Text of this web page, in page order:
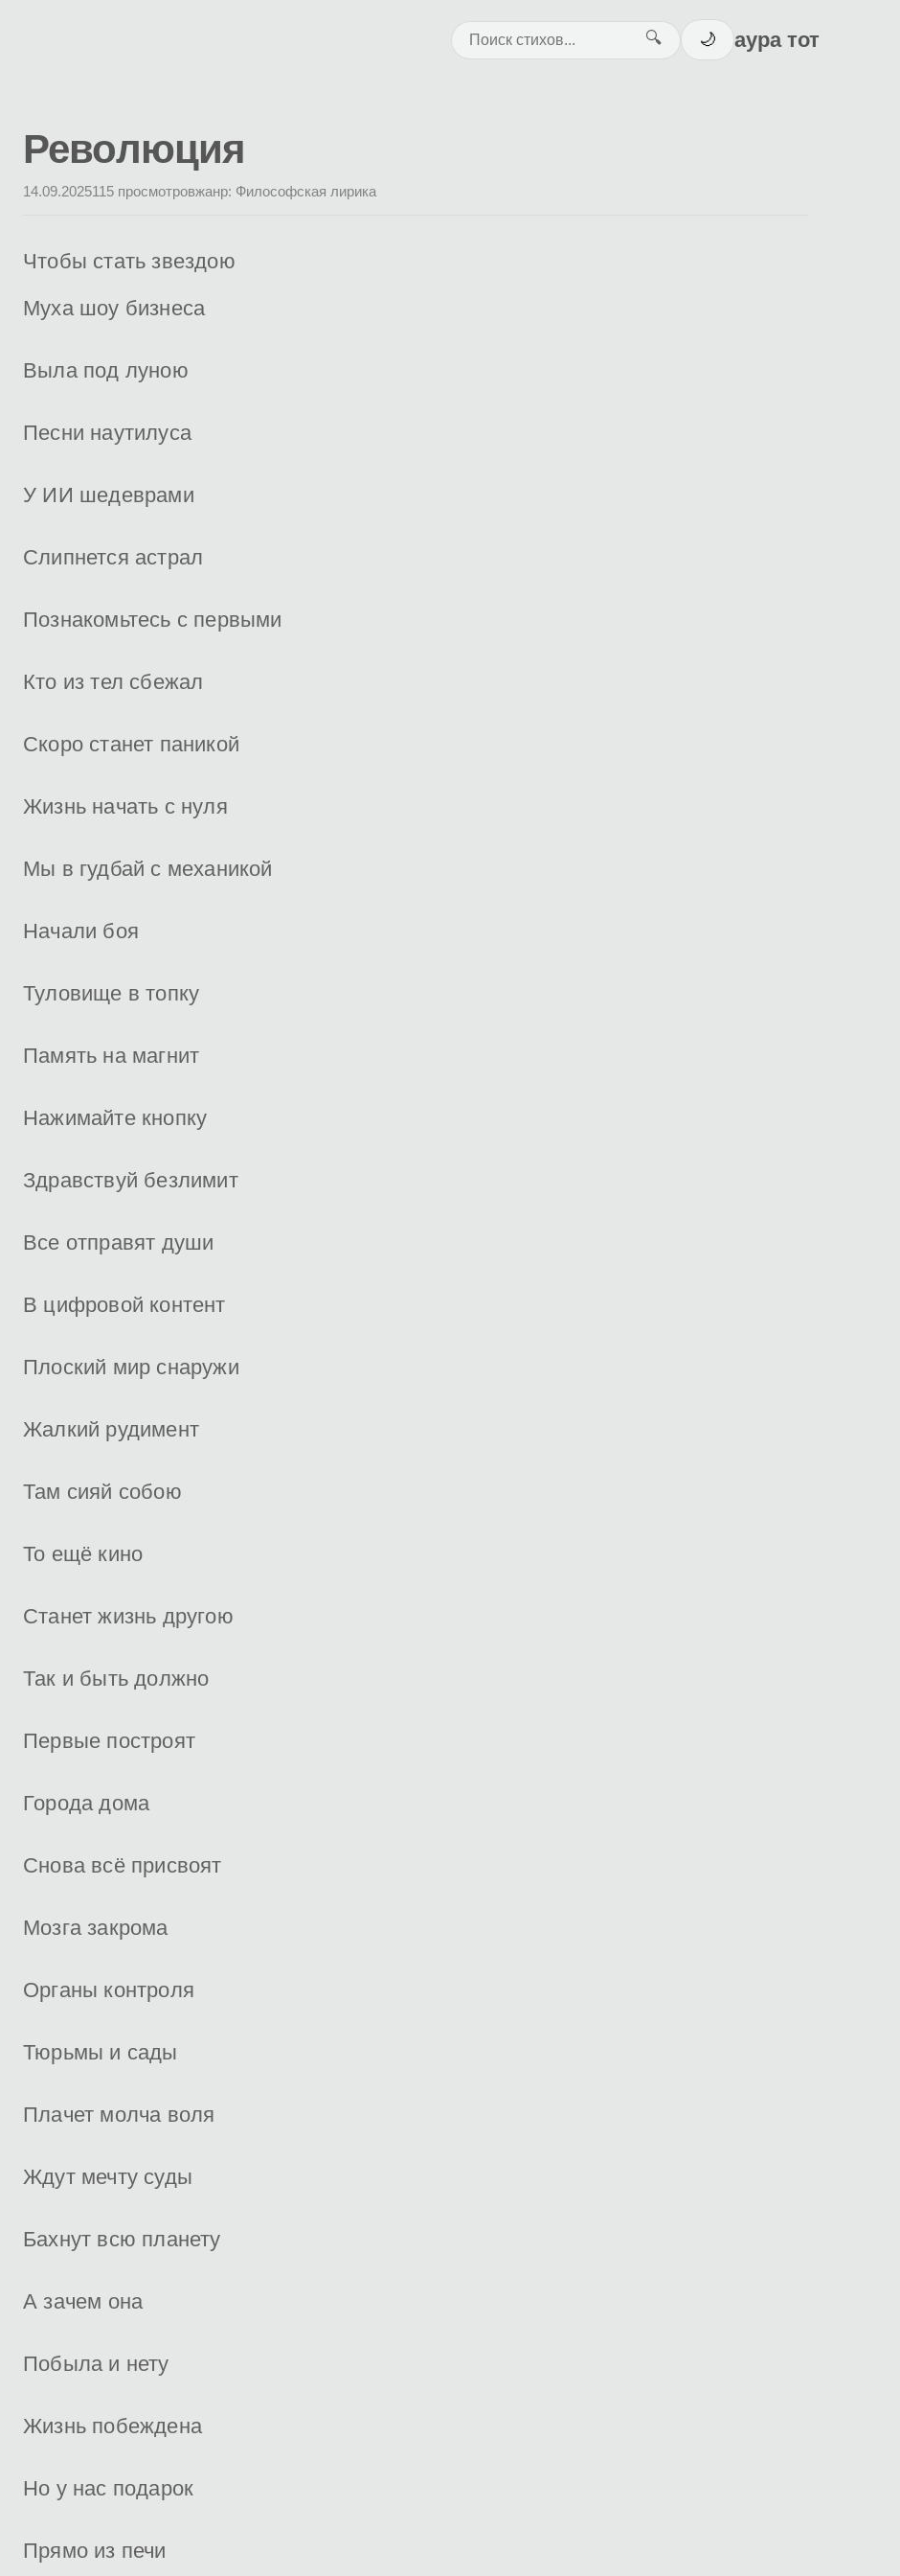
🔍 🌙 аура тот
Революция
14.09.2025115 просмотровжанр: Философская лирика
Чтобы стать звездою
Муха шоу бизнеса
Выла под луною
Песни наутилуса
У ИИ шедеврами
Слипнется астрал
Познакомьтесь с первыми
Кто из тел сбежал
Скоро станет паникой
Жизнь начать с нуля
Мы в гудбай с механикой
Начали боя
Туловище в топку
Память на магнит
Нажимайте кнопку
Здравствуй безлимит
Все отправят души
В цифровой контент
Плоский мир снаружи
Жалкий рудимент
Там сияй собою
То ещё кино
Станет жизнь другою
Так и быть должно
Первые построят
Города дома
Снова всё присвоят
Мозга закрома
Органы контроля
Тюрьмы и сады
Плачет молча воля
Ждут мечту суды
Бахнут всю планету
А зачем она
Побыла и нету
Жизнь побеждена
Но у нас подарок
Прямо из печи